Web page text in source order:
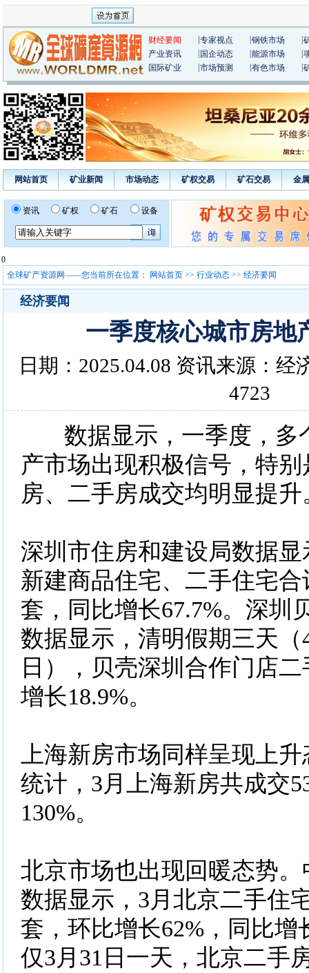
财经要闻 专家视点 钢铁市场
产业资讯
国企动态 能源市场
国际矿业
市场预测 有色市场
网站首页 矿业新闻 市场动态 矿权交易 矿石交易 金
资讯 矿权 矿石 设备
0
全球矿产资源网——您当前所在位置：
网站首页 >> 行业动态 >> 经济要闻
经济要闻
一季度核心城市房地
日期：2025.04.08 资讯来源：经
4723
数据显示，一季度，多
产市场出现积极信号，特
房、二手房成交均明显提升
深圳市住房和建设局数据
新建商品住宅、二手住宅合
套，同比增长67.7%。深圳
数据显示，清明假期三天（
日），贝壳深圳合作门店
增长18.9%。
上海新房市场同样呈现上
统计，3月上海新房共成交
130%。
北京市场也出现回暖态势
数据显示，3月北京二手住
套，环比增长62%，同比增
仅3月31日一天，北京二手